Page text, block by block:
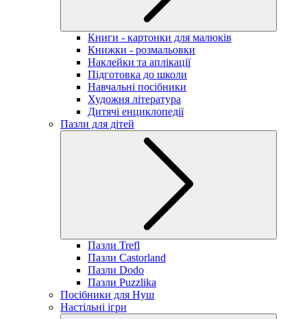
Книги - картонки для малюків
Книжки - розмальовки
Наклейки та аплікації
Підготовка до школи
Навчальні посібники
Художня література
Дитячі енциклопедії
Пазли для дітей
Пазли Trefl
Пазли Castorland
Пазли Dodo
Пазли Puzzlika
Посібники для Нуш
Настільні ігри